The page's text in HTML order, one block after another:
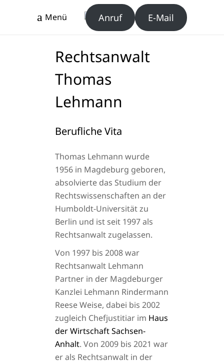
Menü Anruf E-Mail
Rechtsanwalt
Thomas
Lehmann
Berufliche Vita
Thomas Lehmann wurde
1956 in Magdeburg geboren,
absolvierte das Studium der
Rechtswissenschaften an der
Humboldt-Universität zu
Berlin und ist seit 1997 als
Rechtsanwalt zugelassen.
Von 1997 bis 2008 war
Rechtsanwalt Lehmann
Partner in der Magdeburger
Kanzlei Lehmann Rindermann
Reese Weise, dabei bis 2002
zugleich Chefjustitiar im Haus
der Wirtschaft Sachsen-
Anhalt. Von 2009 bis 2021 war
er als Rechtsanwalt in der